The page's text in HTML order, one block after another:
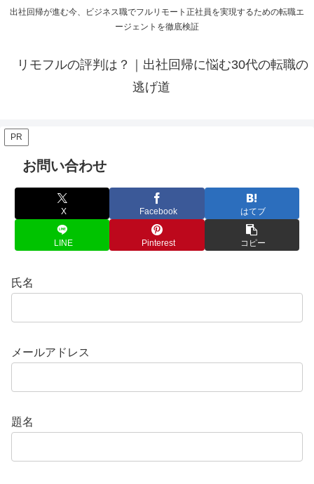
出社回帰が進む今、ビジネス職でフルリモート正社員を実現するための転職エ
ージェントを徹底検証
リモフルの評判は？｜出社回帰に悩む30代の転職の
逃げ道
PR
お問い合わせ
X Facebook はてブ
LINE Pinterest コピー
氏名
メールアドレス
題名